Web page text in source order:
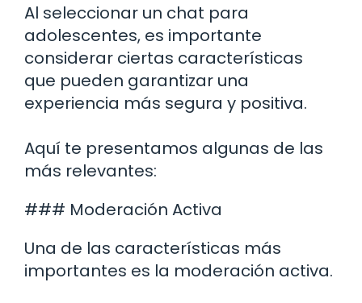
Al seleccionar un chat para
adolescentes, es importante
considerar ciertas características
que pueden garantizar una
experiencia más segura y positiva.
Aquí te presentamos algunas de las
más relevantes:
### Moderación Activa
Una de las características más
importantes es la moderación activa.